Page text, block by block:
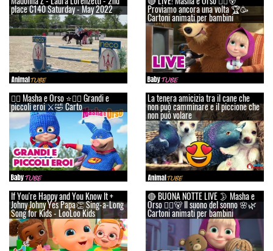
place C140 Saturday - May 2022 Proviamo ancora una volta 🏆🥳
Cartoni animati per bambini
👱‍♀️ Masha e Orso ⭐🦸‍♀️ Grandi e
piccoli eroi ⚔️🤣 Carto
La tenera amicizia tra il cane che
non può camminare e il piccione che
non può volare
If You're Happy and You Know It +
Johny Johny Yes Papa👏 Sing-a-Long
Song for Kids - LooLoo Kids
🔴 BUONA NOTTE LIVE 🌛 Masha e
Orso 👱‍♀️🐻 Il suono del sonno 🌸🌿
Cartoni animati per bambini